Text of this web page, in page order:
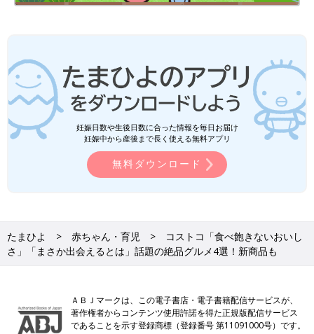
妊娠日数や生後日数に合った情報を毎日お届け
妊娠中から産後まで長く使える無料アプリ
無料ダウンロード
たまひよ 赤ちゃん・育児
コストコ「食べ飽きないおいし
さ」「まさか出会えるとは」話題の絶品グルメ4選！新商品も
ＡＢＪマークは、この電子書店・電子書籍配信サービスが、
著作権者からコンテンツ使用許諾を得た正規版配信サービス
であることを示す登録商標（登録番号 第11091000号）です。